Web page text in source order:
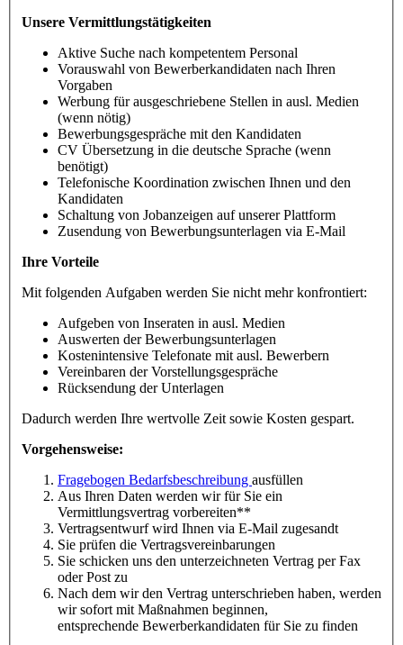
Unsere Vermittlungstätigkeiten
Aktive Suche nach kompetentem Personal
Vorauswahl von Bewerberkandidaten nach Ihren
Vorgaben
Werbung für ausgeschriebene Stellen in ausl. Medien
(wenn nötig)
Bewerbungsgespräche mit den Kandidaten
CV Übersetzung in die deutsche Sprache (wenn
benötigt)
Telefonische Koordination zwischen Ihnen und den
Kandidaten
Schaltung von Jobanzeigen auf unserer Plattform
Zusendung von Bewerbungsunterlagen via E-Mail
Ihre Vorteile
Mit folgenden Aufgaben werden Sie nicht mehr konfrontiert:
Aufgeben von Inseraten in ausl. Medien
Auswerten der Bewerbungsunterlagen
Kostenintensive Telefonate mit ausl. Bewerbern
Vereinbaren der Vorstellungsgespräche
Rücksendung der Unterlagen
Dadurch werden Ihre wertvolle Zeit sowie Kosten gespart.
Vorgehensweise:
Fragebogen Bedarfsbeschreibung ausfüllen
Aus Ihren Daten werden wir für Sie ein
Vermittlungsvertrag vorbereiten**
Vertragsentwurf wird Ihnen via E-Mail zugesandt
Sie prüfen die Vertragsvereinbarungen
Sie schicken uns den unterzeichneten Vertrag per Fax
oder Post zu
Nach dem wir den Vertrag unterschrieben haben, werden
wir sofort mit Maßnahmen beginnen,
entsprechende Bewerberkandidaten für Sie zu finden